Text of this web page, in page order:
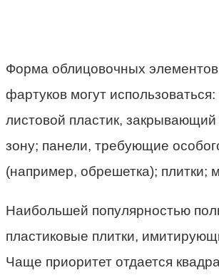
Форма облицовочных
фартуков могут использоваться:
листовой пластик,
зону; панели, требующие
(например, обрешетка); плитки;
Наибольшей популярностью
пластиковые плитки,
Чаще приоритет отдается